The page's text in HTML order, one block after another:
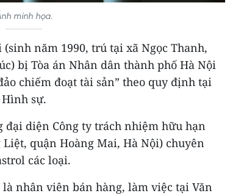
minh họa.
năm 1990, trú tại xã Ngọc Thanh,
bị Tòa án Nhân dân thành phố Hà Nội
chiếm đoạt tài sản” theo quy định tại
sự.
đại diện Công ty trách nhiệm hữu hạn
quận Hoàng Mai, Hà Nội) chuyên
các loại.
nhân viên bán hàng, làm việc tại Văn